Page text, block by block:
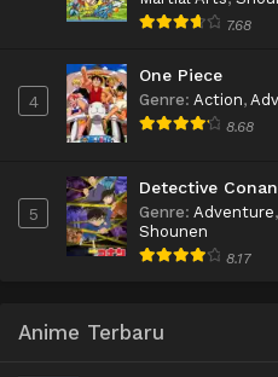
7.68
4
One Piece
Genre: Action,
8.68
5
Detective Conan
Genre: Adventure,
Shounen
8.17
Anime Terbaru